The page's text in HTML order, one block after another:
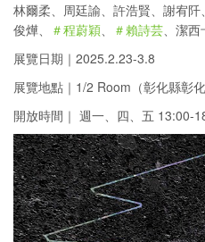
林爾柔、周廷諭、許浩賢、謝宥
俊燁、
＃程蔚穎、 ＃賴詩芸、潔西
展覽日期｜2025.2.23-3.8
展覽地點｜1/2 Room（彰化縣彰
開放時間｜ 週一、四、五 13:00-